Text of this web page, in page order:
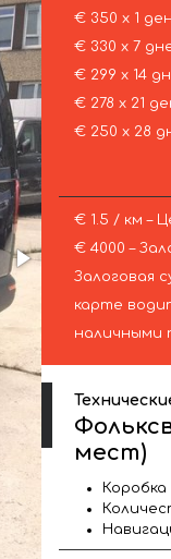
€ 350 х 1
€ 330 х 7
€ 299 х 14
€ 278 х 21
€ 250 х 28
€ 1.5 / км –
€ 4000 –
Залоговая
карте
наличными
мест)